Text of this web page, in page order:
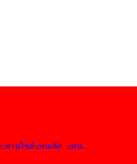
แฟรนไชส์แพนเค้ก, แพน...